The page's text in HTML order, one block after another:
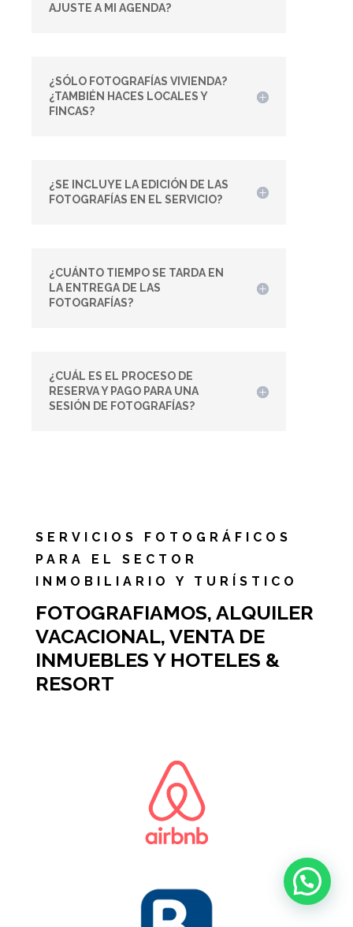
AJUSTE A MI AGENDA?
¿SÓLO FOTOGRAFÍAS VIVIENDA?
¿TAMBIÉN HACES LOCALES Y
FINCAS?
¿SE INCLUYE LA EDICIÓN DE LAS
FOTOGRAFÍAS EN EL SERVICIO?
¿CUÁNTO TIEMPO SE TARDA EN
LA ENTREGA DE LAS
FOTOGRAFÍAS?
¿CUÁL ES EL PROCESO DE
RESERVA Y PAGO PARA UNA
SESIÓN DE FOTOGRAFÍAS?
SERVICIOS FOTOGRÁFICOS
PARA EL SECTOR
INMOBILIARIO Y TURÍSTICO
FOTOGRAFIAMOS, ALQUILER
VACACIONAL, VENTA DE
INMUEBLES Y HOTELES &
RESORT